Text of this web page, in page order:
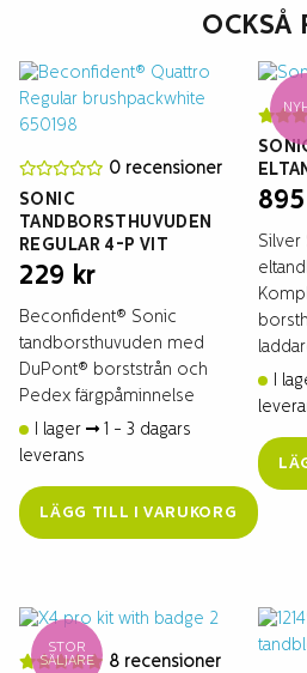
OCKSÅ
0 recensioner
SONIC
TANDBORSTHUVUDEN
REGULAR 4-P VIT
229 kr
Beconfident® Sonic
tandborsthuvuden med
DuPont® borststrån och
Pedex färgpåminnelse
I lager
1 - 3 dagars
leverans
LÄGG TILL I VARUKORG
895
Silver
I
STOR
SÄLJARE
8 recensioner